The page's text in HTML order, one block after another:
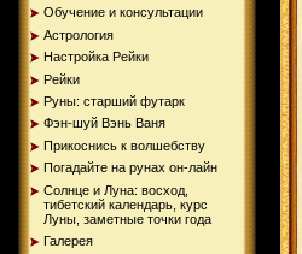
Обучение и консультации
Астрология
Настройка Рейки
Рейки
Руны: старший футарк
Фэн-шуй Вэнь Ваня
Прикоснись к волшебству
Погадайте на рунах oн-лайн
Солнце и Луна: восход,
тибетский календарь, курс
Луны, заметные точки года
Галерея